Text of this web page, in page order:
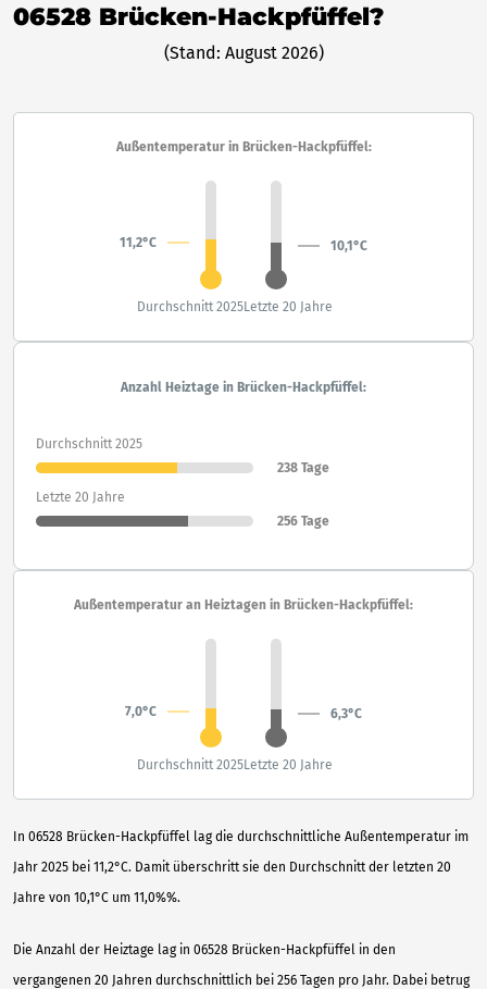
06528 Brücken-Hackpfüffel?
(Stand: August 2026)
In 06528 Brücken-Hackpfüffel lag die durchschnittliche Außentemperatur im
Jahr 2025 bei 11,2°C. Damit überschritt sie den Durchschnitt der letzten 20
Jahre von 10,1°C um 11,0%%.
Die Anzahl der Heiztage lag in 06528 Brücken-Hackpfüffel in den
vergangenen 20 Jahren durchschnittlich bei 256 Tagen pro Jahr. Dabei betrug
Außentemperatur in Brücken-Hackpfüffel:
11,2°C 10,1°C
Durchschnitt 2025Letzte 20 Jahre
Anzahl Heiztage in Brücken-Hackpfüffel:
Durchschnitt 2025
238 Tage
Letzte 20 Jahre
256 Tage
Außentemperatur an Heiztagen in Brücken-Hackpfüffel:
7,0°C 6,3°C
Durchschnitt 2025Letzte 20 Jahre